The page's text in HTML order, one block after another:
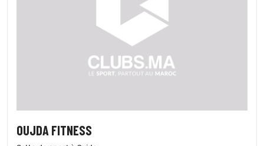
OUJDA FITNESS